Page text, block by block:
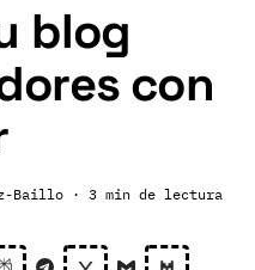
blog
con
Baillo · 3 min de lectura